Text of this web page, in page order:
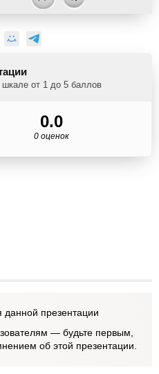
от 1 до 5 баллов
0.0
0 оценок
презентации
— будьте первым,
об этой презентации.